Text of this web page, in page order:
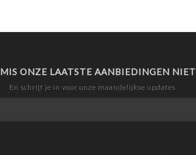
MIS ONZE LAATSTE AANBIEDINGEN NIET
En schrijf je in voor onze maandelijkse updates